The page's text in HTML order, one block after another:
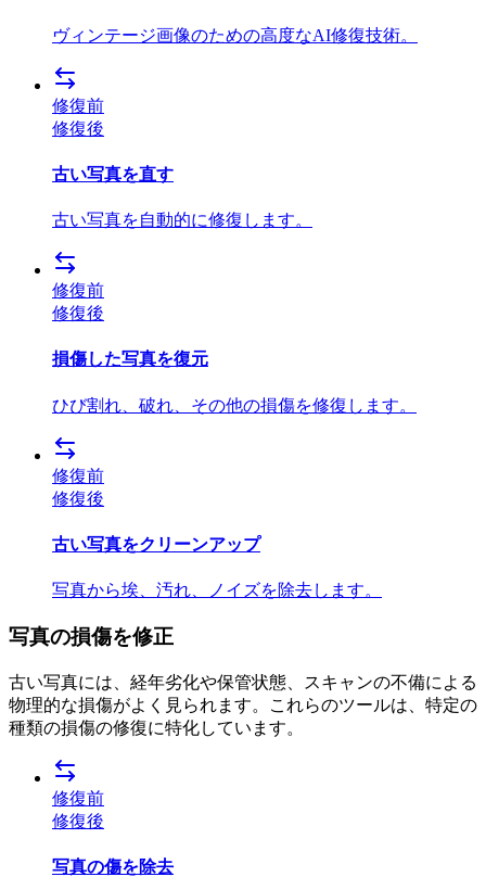
ヴィンテージ画像のための高度なAI修復技術。
修復前
修復後
古い写真を直す
古い写真を自動的に修復します。
修復前
修復後
損傷した写真を復元
ひび割れ、破れ、その他の損傷を修復します。
修復前
修復後
古い写真をクリーンアップ
写真から埃、汚れ、ノイズを除去します。
写真の損傷を修正
古い写真には、経年劣化や保管状態、スキャンの不備による
物理的な損傷がよく見られます。これらのツールは、特定の
種類の損傷の修復に特化しています。
修復前
修復後
写真の傷を除去